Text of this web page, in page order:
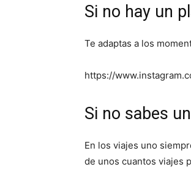
Si no hay un
Te adaptas a los
https://
Si no sabes
En los viajes uno
de unos cuantos viajes